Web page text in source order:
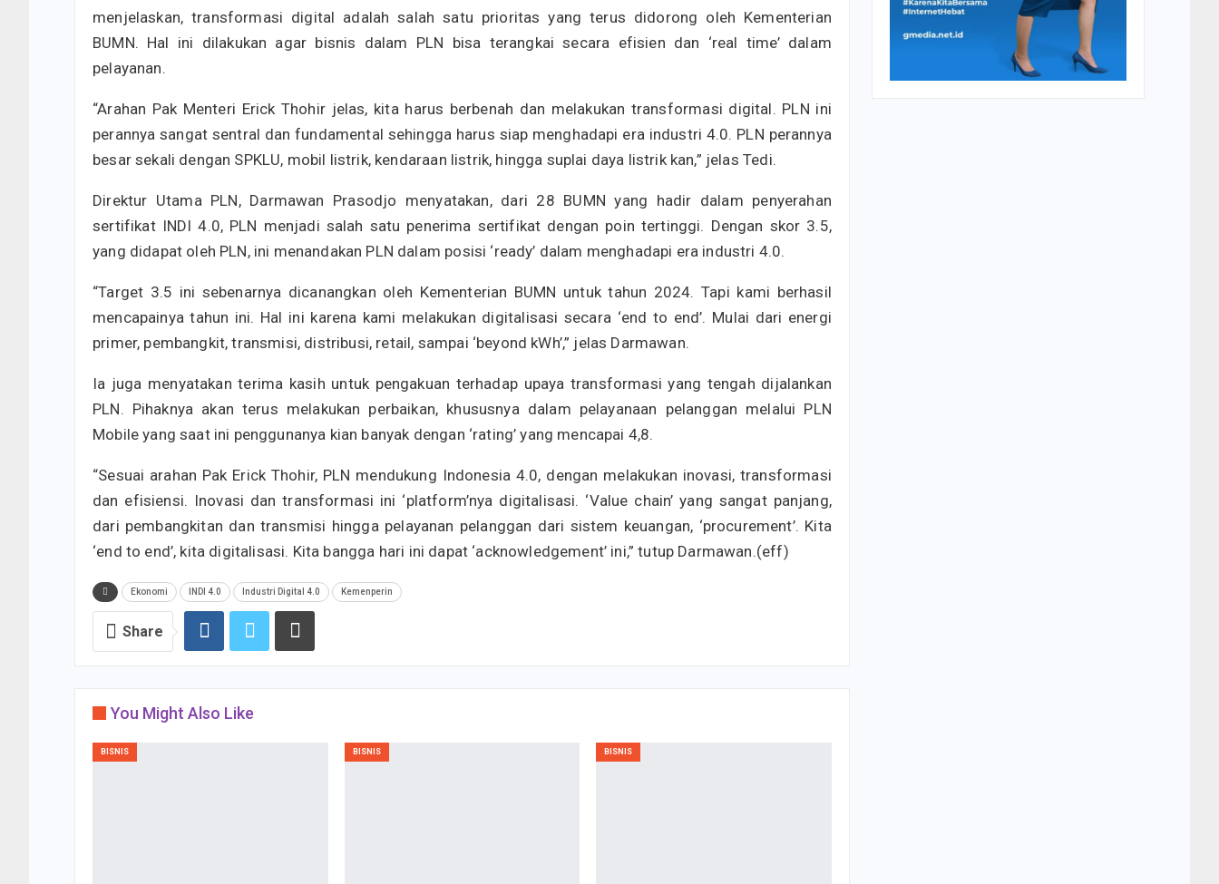
menjelaskan, transformasi digital adalah salah satu prioritas yang terus didorong oleh Kementerian
BUMN. Hal ini dilakukan agar bisnis dalam PLN bisa terangkai secara efisien dan ‘real time’ dalam
pelayanan.
“Arahan Pak Menteri Erick Thohir jelas, kita harus berbenah dan melakukan transformasi digital. PLN ini
perannya sangat sentral dan fundamental sehingga harus siap menghadapi era industri 4.0. PLN perannya
besar sekali dengan SPKLU, mobil listrik, kendaraan listrik, hingga suplai daya listrik kan,” jelas Tedi.
Direktur Utama PLN, Darmawan Prasodjo menyatakan, dari 28 BUMN yang hadir dalam penyerahan
sertifikat INDI 4.0, PLN menjadi salah satu penerima sertifikat dengan poin tertinggi. Dengan skor 3.5,
yang didapat oleh PLN, ini menandakan PLN dalam posisi ‘ready’ dalam menghadapi era industri 4.0.
“Target 3.5 ini sebenarnya dicanangkan oleh Kementerian BUMN untuk tahun 2024. Tapi kami berhasil
mencapainya tahun ini. Hal ini karena kami melakukan digitalisasi secara ‘end to end’. Mulai dari energi
primer, pembangkit, transmisi, distribusi, retail, sampai ‘beyond kWh’,” jelas Darmawan.
Ia juga menyatakan terima kasih untuk pengakuan terhadap upaya transformasi yang tengah dijalankan
PLN. Pihaknya akan terus melakukan perbaikan, khususnya dalam pelayanaan pelanggan melalui PLN
Mobile yang saat ini penggunanya kian banyak dengan ‘rating’ yang mencapai 4,8.
“Sesuai arahan Pak Erick Thohir, PLN mendukung Indonesia 4.0, dengan melakukan inovasi, transformasi
dan efisiensi. Inovasi dan transformasi ini ‘platform’nya digitalisasi. ‘Value chain’ yang sangat panjang,
dari pembangkitan dan transmisi hingga pelayanan pelanggan dari sistem keuangan, ‘procurement’. Kita
‘end to end’, kita digitalisasi. Kita bangga hari ini dapat ‘acknowledgement’ ini,” tutup Darmawan.(eff)
Ekonomi INDI 4.0 Industri Digital 4.0 Kemenperin
Share
You Might Also Like
BISNIS BISNIS BISNIS